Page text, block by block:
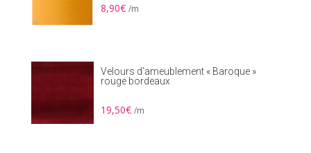
8,90€ /m
Velours d’ameublement « Baroque »
rouge bordeaux
19,50€ /m